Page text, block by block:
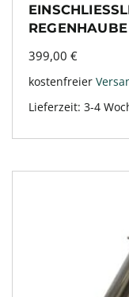
EGENHAUBE
399,00 €
kostenfreier
Lieferzeit: 3-4